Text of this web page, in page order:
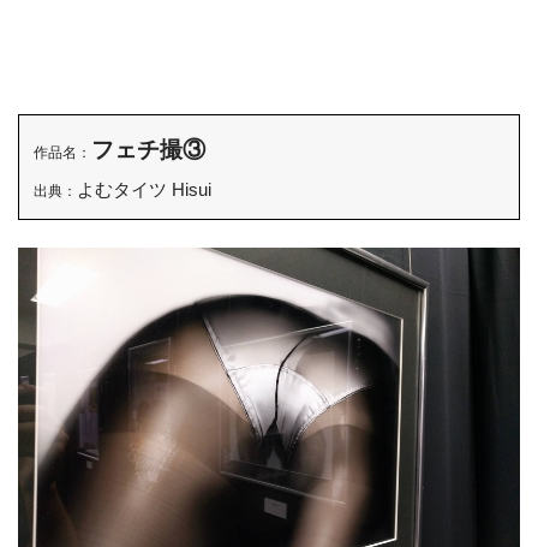
作品名： フェチ撮③
出典： よむタイツ Hisui